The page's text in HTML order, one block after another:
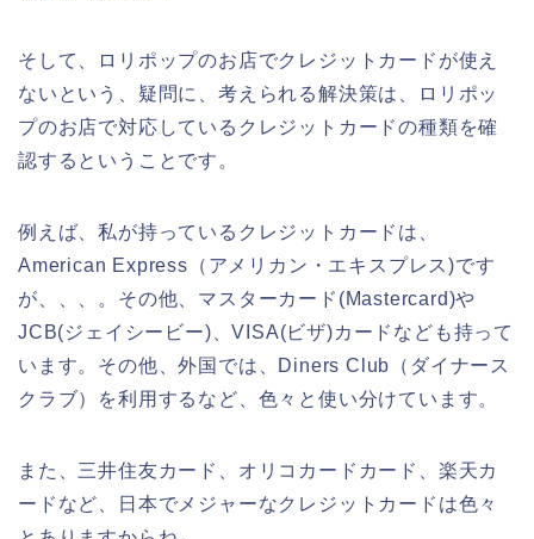
そして、ロリポップのお店でクレジットカードが使え
ないという、疑問に、考えられる解決策は、ロリポッ
プのお店で対応しているクレジットカードの種類を確
認するということです。
例えば、私が持っているクレジットカードは、
American Express（アメリカン・エキスプレス)です
が、、、。その他、マスターカード(Mastercard)や
JCB(ジェイシービー)、VISA(ビザ)カードなども持って
います。その他、外国では、Diners Club（ダイナース
クラブ）を利用するなど、色々と使い分けています。
また、三井住友カード、オリコカードカード、楽天カ
ードなど、日本でメジャーなクレジットカードは色々